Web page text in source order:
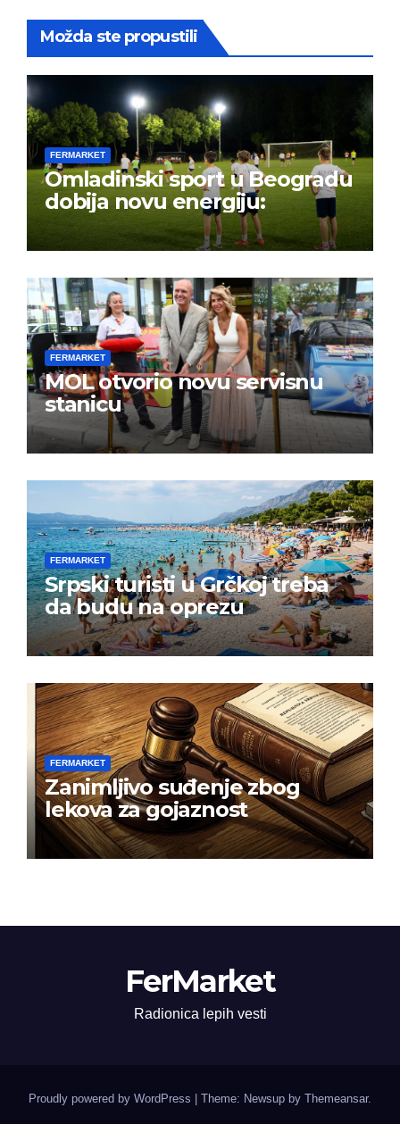
Možda ste propustili
FERMARKET
Omladinski sport u Beogradu
dobija novu energiju:
FERMARKET
MOL otvorio novu servisnu
stanicu
FERMARKET
Srpski turisti u Grčkoj treba
da budu na oprezu
FERMARKET
Zanimljivo suđenje zbog
lekova za gojaznost
FerMarket
Radionica lepih vesti
Proudly powered by WordPress Theme: Newsup by Themeansar.